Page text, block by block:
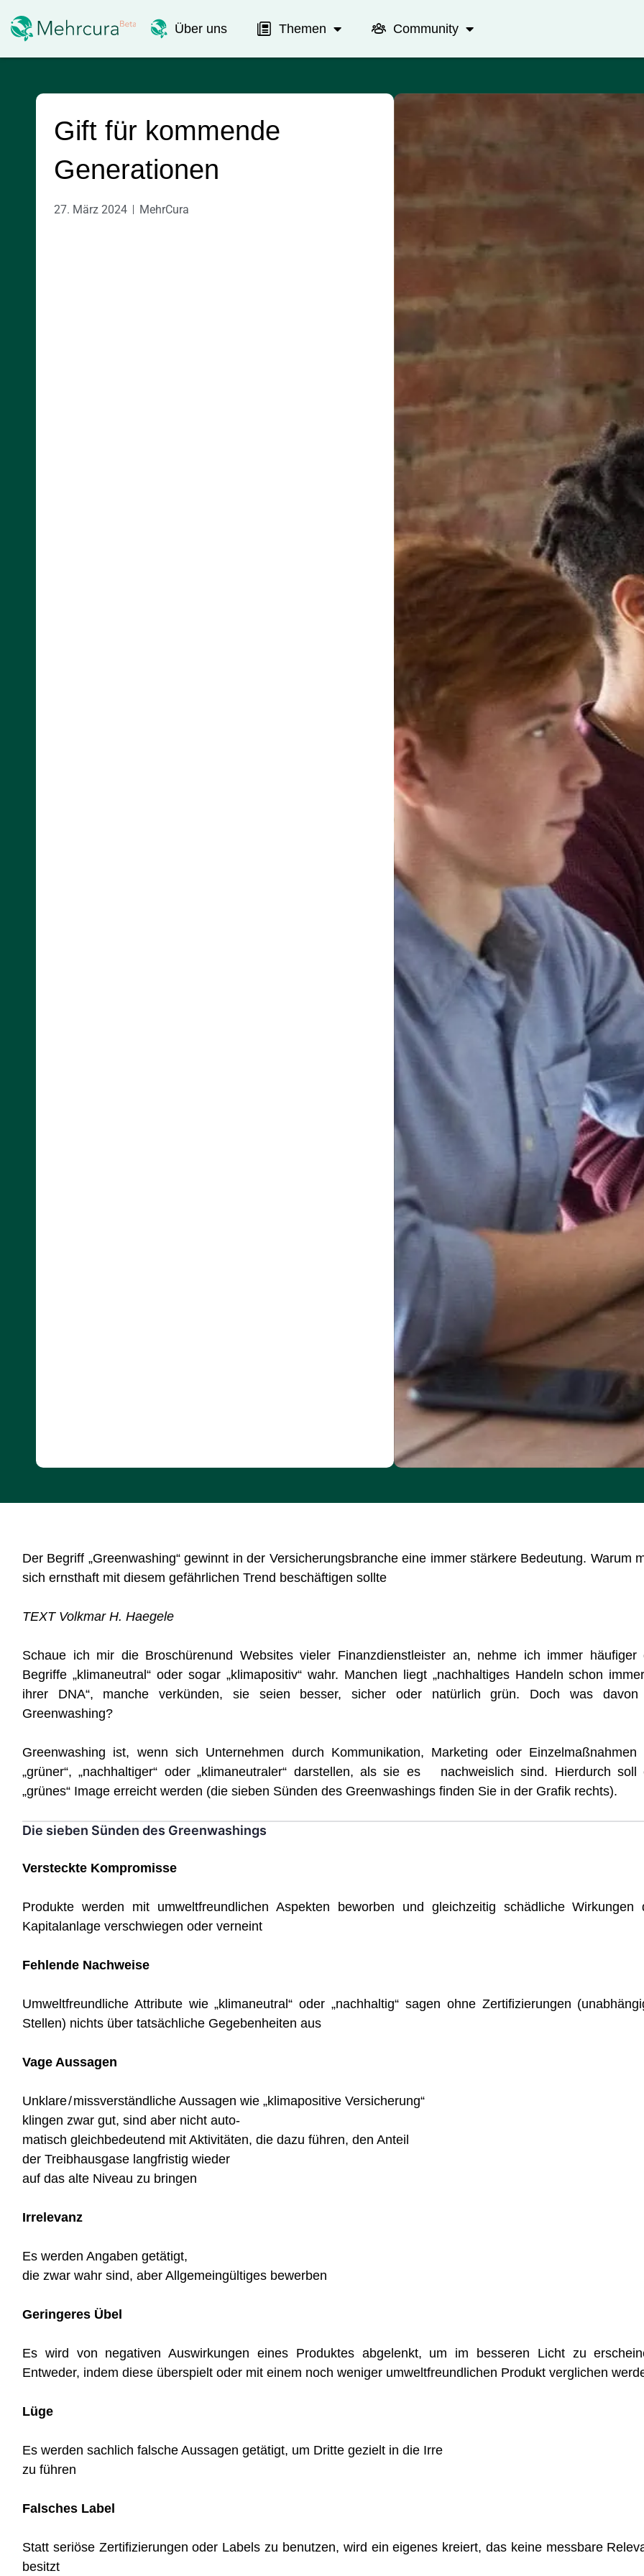
Über uns Themen Community
Gift für kommende
Generationen
27. März 2024 MehrCura
Der Begriff „Greenwashing“ gewinnt in der Versicherungsbranche eine immer stärkere Bedeutung. Warum
sich ernsthaft mit diesem gefährlichen Trend beschäftigen sollte
TEXT Volkmar H. Haegele
Schaue ich mir die Broschürenund Websites vieler Finanzdienstleister an, nehme ich immer häufiger
Begriffe „klimaneutral“ oder sogar „klimapositiv“ wahr. Manchen liegt „nachhaltiges Handeln schon
ihrer DNA“, manche verkünden, sie seien besser, sicher oder natürlich grün. Doch was
Greenwashing?
Greenwashing ist, wenn sich Unternehmen durch ­Kommunikation, Marketing oder Einzelmaßnahmen
„grüner“, „nachhaltiger“ oder „klimaneutraler“ darstellen, als sie es nachweislich sind. Hierdurch soll
„grünes“ Image erreicht werden (die sieben Sünden des Greenwashings finden Sie in der Grafik rechts).
Die sieben Sünden des Greenwashings
Versteckte Kompromisse
Produkte werden mit umweltfreund­lichen Aspekten beworben und gleichzeitig schädliche Wirkungen
Kapitalanlage verschwiegen oder verneint
Fehlende Nachweise
Umweltfreundliche Attribute wie „klimaneutral“ oder „nachhaltig“ sagen ohne Zertifizierungen
Stellen) nichts über tatsächliche Gegebenheiten aus
Vage Aussagen
Unklare / missverständliche Aussagen wie „klimapositive Versicherung“
klingen zwar gut, sind aber nicht auto-
matisch gleichbedeutend mit Akti­vitäten, die dazu führen, den Anteil
der Treibhausgase langfristig wieder
auf das alte Niveau zu bringen
Irrelevanz
Es werden Angaben getätigt,
die zwar wahr sind, aber Allgemein­gültiges bewerben
Geringeres Übel
Es wird von negativen Auswirkungen eines Produktes abgelenkt, um im besseren Licht zu
Entweder, indem diese überspielt oder mit einem noch weniger umweltfreundlichen Produkt verglichen
Lüge
Es werden sachlich falsche Aussagen getätigt, um Dritte gezielt in die Irre
zu führen
Falsches Label
Statt seriöse Zertifizierungen oder Labels zu benutzen, wird ein eigenes kreiert, das keine messbare
besitzt